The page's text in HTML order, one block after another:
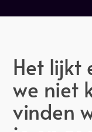
Het lijkt
we niet
vinden